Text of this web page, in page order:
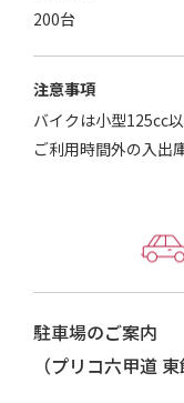
200台
注意事項
バイクは小型125cc
ご利用時間外の入出
駐車場のご案内
（プリコ六甲道